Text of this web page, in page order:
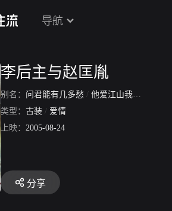
导航
李后主与赵匡胤
别名： 问君能有几多愁 / 他爱江山我爱美人
类型： 古装 / 爱情
上映： 2005-08-24
分享